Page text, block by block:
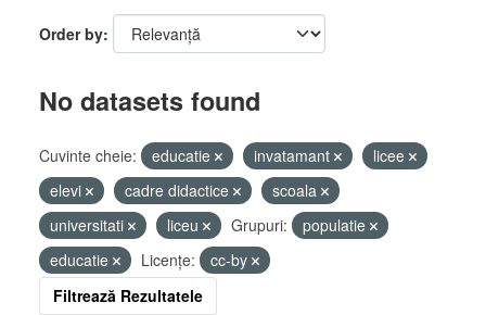
Order by
No datasets found
Cuvinte cheie: educatie invatamant
licee
elevi
cadre didactice
scoala
universitati
liceu Grupuri:
populatie
educatie
Licenţe:
cc-by
Filtrează Rezultatele